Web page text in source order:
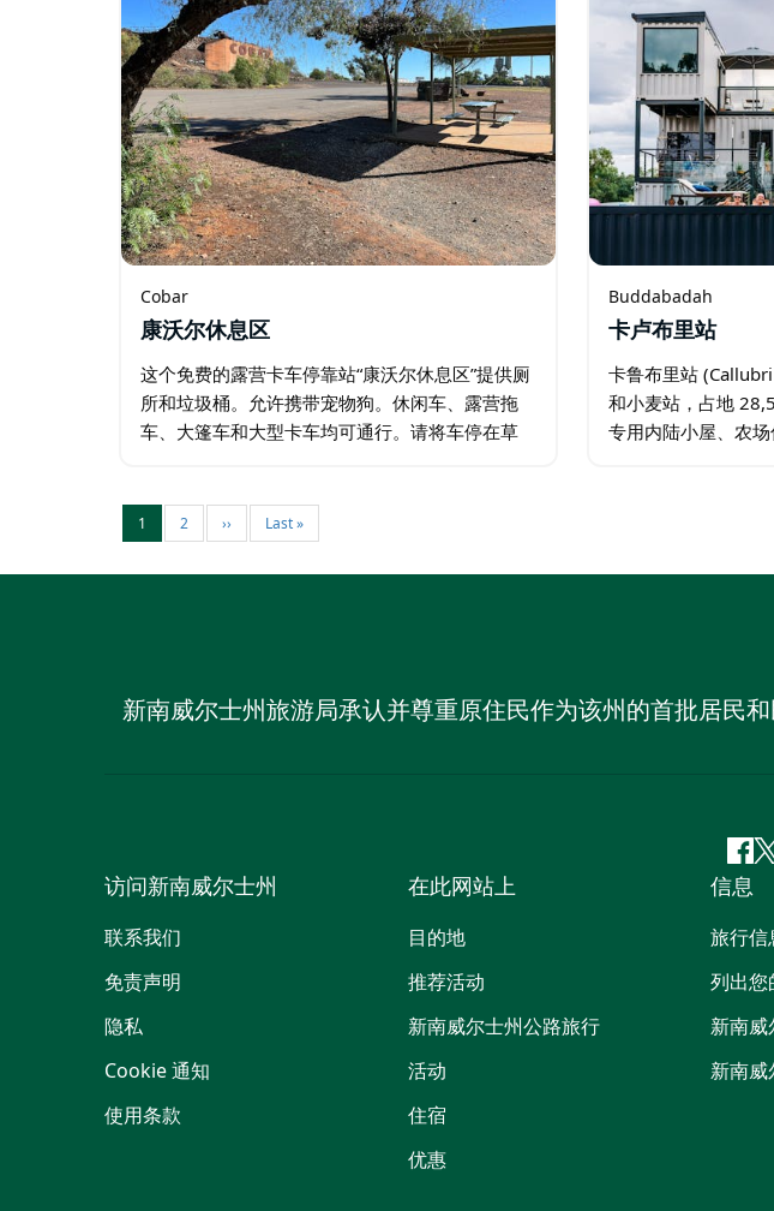
Cobar
康沃尔休息区
这个免费的露营卡车停靠站“康沃尔休息区”提供厕
所和垃圾桶。允许携带宠物狗。休闲车、露营拖
车、大篷车和大型卡车均可通行。请将车停在草
科巴铜矿遗址上。…
Buddabadah
卡卢布里站
卡鲁布里站
和小麦站，占地
专用内陆小屋、农
1 2 ›› Last »
新南威尔士州旅游局承认并尊重原住民作为该州的首批居民
访问新南威尔士州
联系我们
免责声明
隐私
Cookie 通知
使用条款
在此网站上
目的地
推荐活动
新南威尔士州公路旅行
活动
住宿
优惠
信息
旅行信
列出您
新南威
新南